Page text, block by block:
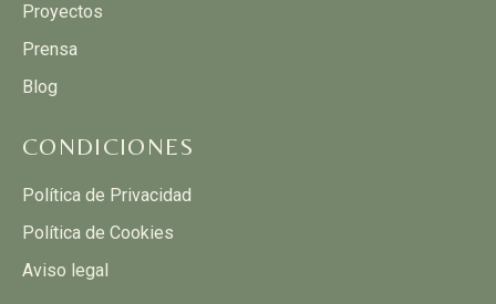
Proyectos
Prensa
Blog
CONDICIONES
Política de Privacidad
Política de Cookies
Aviso legal